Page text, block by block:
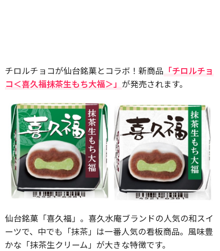
チロルチョコが仙台銘菓とコラボ！新商品 「チロルチョ
コ＜喜久福抹茶生もち大福＞」 が発売されます。
仙台銘菓「喜久福」。喜久水庵ブランドの人気の和スイ
ーツで、中でも「抹茶」は一番人気の看板商品。風味豊
かな「抹茶生クリーム」が大きな特徴です。